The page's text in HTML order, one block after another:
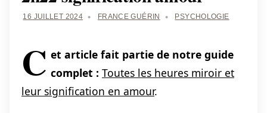
16 JUILLET 2024 FRANCE GUÉRIN PSYCHOLOGIE
C et article fait partie de notre guide
complet : Toutes les heures miroir et
leur signification en amour.